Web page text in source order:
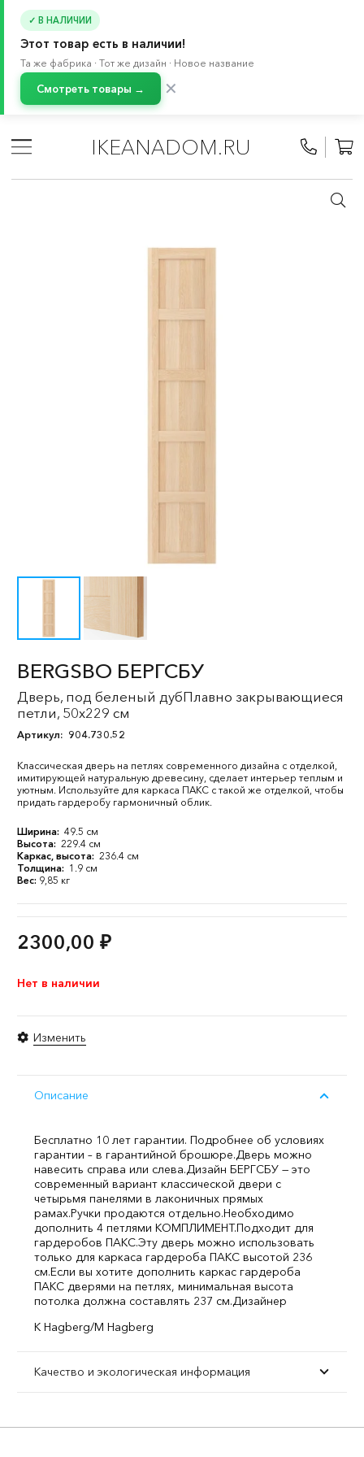
✓ В НАЛИЧИИ
Этот товар есть в наличии!
Та же фабрика · Тот же дизайн · Новое название
Смотреть товары → ✕
IKEANADOM.RU
Системы для хранения
ПАКС система
/
Распашные двери без петель
BERGSBO БЕРГСБУ
Дверь, под беленый дубПлавно закрывающиеся
петли, 50x229 см
Артикул: 904.730.52
Классическая дверь на петлях современного дизайна с отделкой,
имитирующей натуральную древесину, сделает интерьер теплым и
уютным. Используйте для каркаса ПАКС с такой же отделкой, чтобы
придать гардеробу гармоничный облик.
Ширина: 49.5 см
Высота: 229.4 см
Каркас, высота: 236.4 см
Толщина: 1.9 см
Вес: 9,85 кг
2300,00 ₽
Нет в наличии
Изменить
Описание
Бесплатно 10 лет гарантии. Подробнее об условиях
гарантии – в гарантийной брошюре.Дверь можно
навесить справа или слева.Дизайн БЕРГСБУ — это
современный вариант классической двери с
четырьмя панелями в лаконичных прямых
рамах.Ручки продаются отдельно.Необходимо
дополнить 4 петлями КОМПЛИМЕНТ.Подходит для
гардеробов ПАКС.Эту дверь можно использовать
только для каркаса гардероба ПАКС высотой 236
см.Если вы хотите дополнить каркас гардероба
ПАКС дверями на петлях, минимальная высота
потолка должна составлять 237 см.Дизайнер
K Hagberg/M Hagberg
Качество и экологическая информация